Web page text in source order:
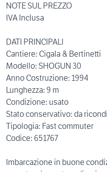
NOTE SUL PREZZO
IVA Inclusa
DATI PRINCIPALI
Cantiere: Cigala & Bertinetti
Modello: SHOGUN 30
Anno Costruzione: 1994
Lunghezza: 9 m
Condizione: usato
Stato conservativo: da
Tipologia: Fast commuter
Codice: 651767
Imbarcazione in buone